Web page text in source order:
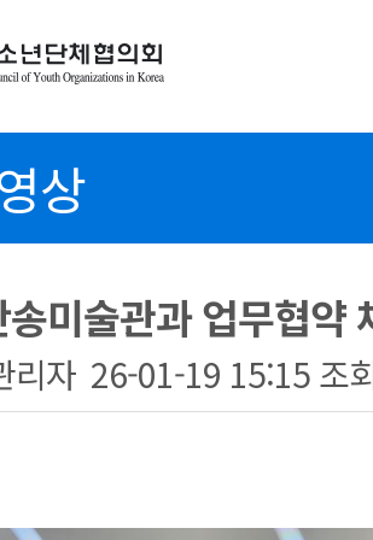
상
미술관과 업무협약
리자 26-01-19 15:15 조